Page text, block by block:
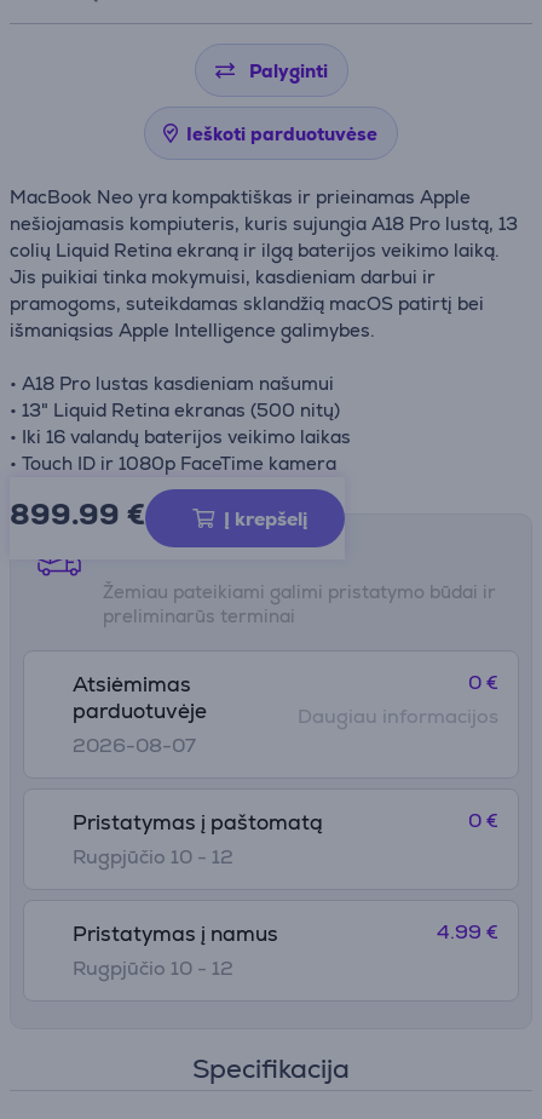
Palyginti
Ieškoti parduotuvėse
MacBook Neo yra kompaktiškas ir prieinamas Apple
nešiojamasis kompiuteris, kuris sujungia A18 Pro lustą, 13
colių Liquid Retina ekraną ir ilgą baterijos veikimo laiką.
Jis puikiai tinka mokymuisi, kasdieniam darbui ir
pramogoms, suteikdamas sklandžią macOS patirtį bei
išmaniąsias Apple Intelligence galimybes.
• A18 Pro lustas kasdieniam našumui
• 13" Liquid Retina ekranas (500 nitų)
• Iki 16 valandų baterijos veikimo laikas
• Touch ID ir 1080p FaceTime kamera
899.99 € Į krepšelį
Pristatymo būdai
Žemiau pateikiami galimi pristatymo būdai ir
preliminarūs terminai
Atsiėmimas
parduotuvėje
2026-08-07
0 €
Daugiau informacijos
Pristatymas į paštomatą
Rugpjūčio 10 - 12
0 €
Pristatymas į namus
Rugpjūčio 10 - 12
4.99 €
Specifikacija